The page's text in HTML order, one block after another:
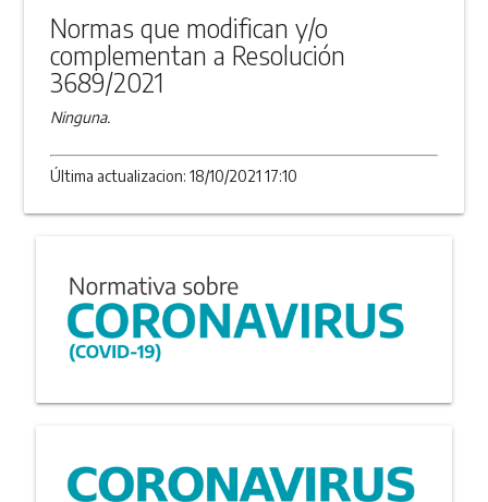
Normas que modifican y/o
complementan a Resolución
3689/2021
Ninguna.
Última actualizacion: 18/10/2021 17:10